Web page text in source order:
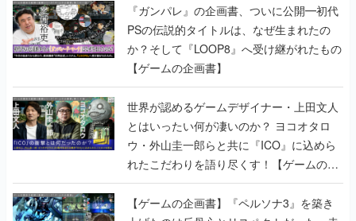
『ガンパレ』の企画書、ついに公開━初代
PSの伝説的タイトルは、なぜ生まれたの
か？そして『LOOP8』へ受け継がれたもの
【ゲームの企画書】
世界が認めるゲームデザイナー・上田文人
とはいったい何が凄いのか？ ヨコオタロ
ウ・外山圭一郎らと共に『ICO』に込めら
れたこだわりを語り尽くす！【ゲームの企
画書】
【ゲームの企画書】『ペルソナ3』を築き